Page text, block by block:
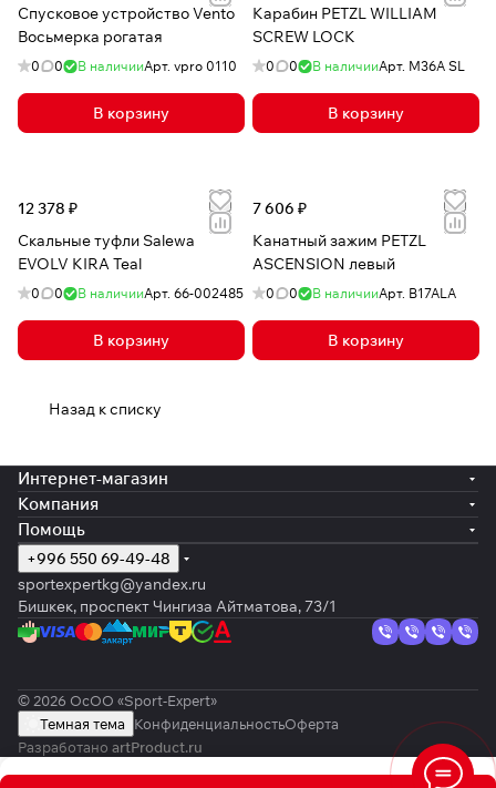
Спусковое устройство Vento
Восьмерка рогатая
0 0 В наличииАрт. vpro 0110
В корзину
Карабин PETZL WILLIAM
SCREW LOCK
0 0 В наличииАрт. M36A SL
В корзину
12 378 ₽
Скальные туфли Salewa
EVOLV KIRA Teal
0 0 В наличииАрт. 66-002485
В корзину
7 606 ₽
Канатный зажим PETZL
ASCENSION левый
0 0 В наличииАрт. B17ALA
В корзину
Назад к списку
Интернет-магазин
Компания
Помощь
+996 550 69-49-48
sportexpertkg@yandex.ru
Бишкек, проспект Чингиза Айтматова, 73/1
© 2026 ОсОО «Sport-Expert»
Темная тема
КонфиденциальностьОферта
Разработано artProduct.ru